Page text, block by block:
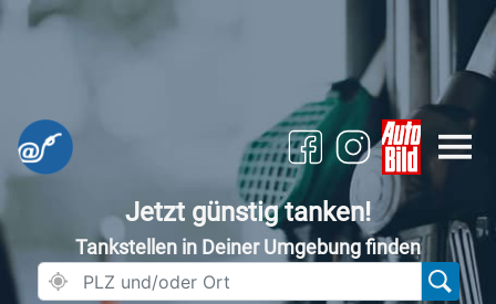
Jetzt günstig tanken!
Tankstellen in Deiner Umgebung finden